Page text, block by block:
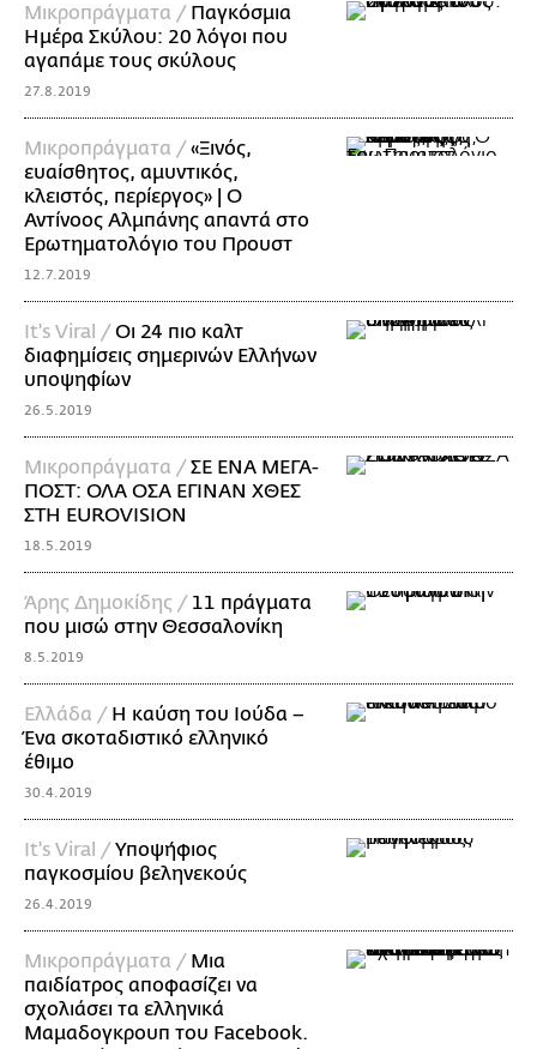
Mικροπράγματα / Παγκόσμια
Ημέρα Σκύλου: 20 λόγοι που
αγαπάμε τους σκύλους
27.8.2019
Mικροπράγματα /«Ξινός,
ευαίσθητος, αμυντικός,
κλειστός, περίεργος» | O
Αντίνοος Αλμπάνης απαντά στο
Ερωτηματολόγιο του Προυστ
12.7.2019
It's Viral /Οι 24 πιο καλτ
διαφημίσεις σημερινών Ελλήνων
υποψηφίων
26.5.2019
Mικροπράγματα /ΣΕ ΕΝΑ ΜΕΓΑ-
ΠΟΣΤ: ΟΛΑ ΟΣΑ ΕΓΙΝΑΝ ΧΘΕΣ
ΣΤΗ EUROVISION
18.5.2019
Άρης Δημοκίδης / 11 πράγματα
που μισώ στην Θεσσαλονίκη
8.5.2019
Ελλάδα / Η καύση του Ιούδα –
Ένα σκοταδιστικό ελληνικό
έθιμο
30.4.2019
It's Viral /Υποψήφιος
παγκοσμίου βεληνεκούς
26.4.2019
Mικροπράγματα / Μια
παιδίατρος αποφασίζει να
σχολιάσει τα ελληνικά
Μαμαδογκρουπ του Facebook.